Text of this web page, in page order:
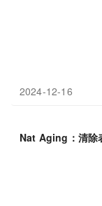
2024-12-16
Nat Aging：清除